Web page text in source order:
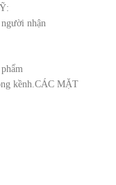
nhận
kềnh.CÁC MẶT